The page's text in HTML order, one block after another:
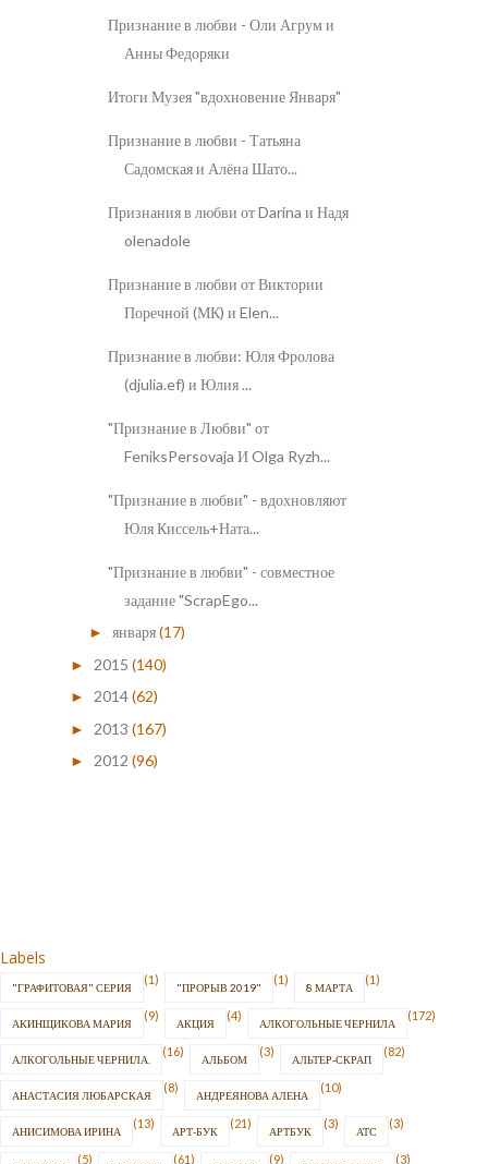
Признание в любви - Оли Агрум и
Анны Федоряки
Итоги Музея "вдохновение Января"
Признание в любви - Татьяна
Садомская и Алёна Шато...
Признания в любви от Darina и Надя
olenadole
Признание в любви от Виктории
Поречной (МК) и Elen...
Признание в любви: Юля Фролова
(djulia.ef) и Юлия ...
"Признание в Любви" от
FeniksPersovaja И Olga Ryzh...
"Признание в любви" - вдохновляют
Юля Киссель+Ната...
"Признание в любви" - совместное
задание "ScrapEgo...
► января(17)
► 2015 (140)
► 2014(62)
► 2013 (167)
► 2012 (96)
Labels
"ГРАФИТОВАЯ" СЕРИЯ
(1)
"ПРОРЫВ 2019"
(1)
8 МАРТА
(1)
АКИНЩИКОВА МАРИЯ
(9)
АКЦИЯ
(4)
АЛКОГОЛЬНЫЕ ЧЕРНИЛА
(172)
АЛКОГОЛЬНЫЕ ЧЕРНИЛА.
(16)
АЛЬБОМ
(3)
АЛЬТЕР-СКРАП
(82)
АНАСТАСИЯ ЛЮБАРСКАЯ
(8)
АНДРЕЯНОВА АЛЕНА
(10)
АНИСИМОВА ИРИНА
(13)
АРТ-БУК
(21)
АРТБУК
(3)
АТС
(3)
(5) (61) (9) (3)